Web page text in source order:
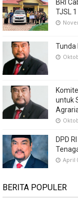
BRI
TJSL
Tunda
untuk
DPD
April
BERITA POPULER